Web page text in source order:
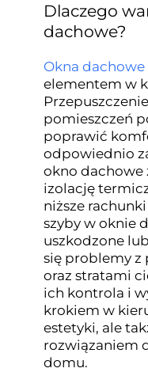
Dlaczego
dachowe?
Okna dachowe
elementem w
pomieszczeń
poprawić
odpowiednio
okno dachowe
izolację
niższe
szyby w oknie
uszkodzone
się problemy z
oraz stratami
ich kontrola i
krokiem w
estetyki, ale
rozwiązaniem
domu.